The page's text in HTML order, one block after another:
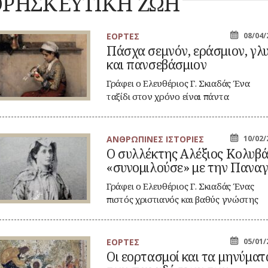
ΕΟΡΤΕΣ
ΞΩΚΚΛΗΣΙΑ
ΠΑΝΗΓΥΡΙΑ
ΖΩΗ
ΜΙΚΡΕΣ
ΙΣΤΟΡΙΕΣ
ΝΑΡΚΩΤΙΚΑ
ΤΥΠΟΙ
ΤΥΠΟΣ
Λαϊκές τέχνες
ΠΝΕΥΜΑΤΙΚΟΣ
ΒΙΟΣ
Λατρεία
Θρησκευτική
ζωή
Δημώδης
μετεωρολογία
Ζώα
Μύθοι
Παραδόσεις
Παροιμίες
Αινίγματα
ΚΟΙΝΩΝΙΚΟΣ
ΒΙΟΣ
Καθημερινά
Παιχνίδια
Σχολική ζωή
ΣΗΜΑΝΤΙΚΑ
ΓΕΓΟΝΟΤΑ
ΕΟΡΤΕΣ 08/04/
Πάσχα σεμνόν, εράσμιον,
και πανσεβάσμιον
Γράφει ο Ελευθέριος Γ. Σκιαδάς Ένα
ταξίδι στον χρόνο είναι πάντα
ΑΝΘΡΩΠΙΝΕΣ ΙΣΤΟΡΙΕΣ 10/02/
Ο συλλέκτης Αλέξιος
«συνομιλούσε» με την
Γράφει ο Ελευθέριος Γ. Σκιαδάς Ένας
πιστός χριστιανός και βαθύς γνώστης
ΕΟΡΤΕΣ 05/01/
Οι εορτασμοί και τα